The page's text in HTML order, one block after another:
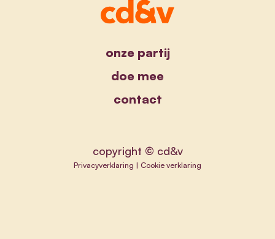
onze partij
doe mee
contact
copyright © cd&v
Privacyverklaring | Cookie verklaring